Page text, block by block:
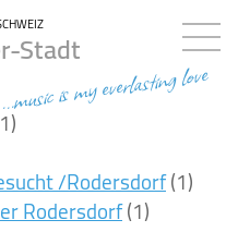
Stadt
...music is my everlasting love
/Rodersdorf(1)
Rodersdorf(1)